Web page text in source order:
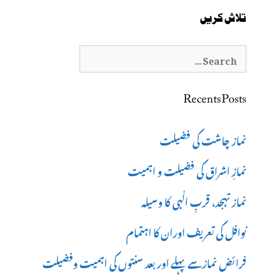
تلاش کریں
Search
Recents Posts
نماز چاشت کی فضیلت
نمازِ اشراق کی فضیلت و اہمیت
نماز تہجد، قربِ الٰہی کا وسیلہ
نوافل کی تعریف اوران کا اہتمام
فرائض نمازسے پہلے اور بعد سنتوں کی اہمیت وفضیلت